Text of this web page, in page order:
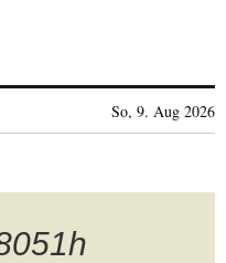
So, 9. Aug 2026